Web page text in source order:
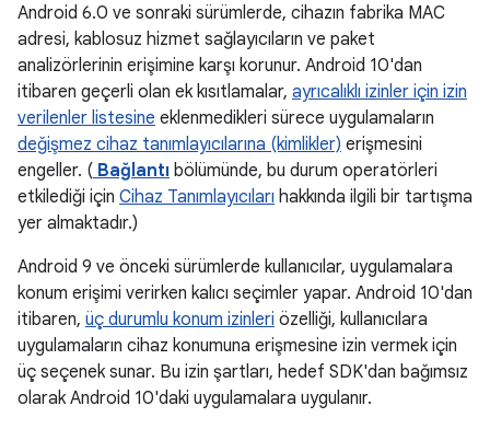
Android 6.0 ve sonraki sürümlerde, cihazın fabrika MAC
adresi, kablosuz hizmet sağlayıcıların ve paket
analizörlerinin erişimine karşı korunur. Android 10'dan
itibaren geçerli olan ek kısıtlamalar, ayrıcalıklı izinler için izin
verilenler listesine eklenmedikleri sürece uygulamaların
değişmez cihaz tanımlayıcılarına (kimlikler) erişmesini
engeller. ( Bağlantı bölümünde, bu durum operatörleri
etkilediği için Cihaz Tanımlayıcıları hakkında ilgili bir tartışma
yer almaktadır.)
Android 9 ve önceki sürümlerde kullanıcılar, uygulamalara
konum erişimi verirken kalıcı seçimler yapar. Android 10'dan
itibaren, üç durumlu konum izinleri özelliği, kullanıcılara
uygulamaların cihaz konumuna erişmesine izin vermek için
üç seçenek sunar. Bu izin şartları, hedef SDK'dan bağımsız
olarak Android 10'daki uygulamalara uygulanır.